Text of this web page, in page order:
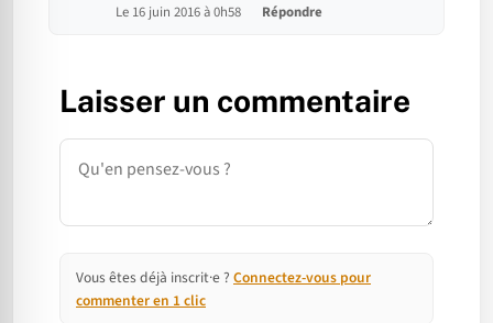
Le 16 juin 2016 à 0h58 Répondre
Laisser un commentaire
Commentaire
Vous êtes déjà inscrit·e ? Connectez-vous pour
commenter en 1 clic